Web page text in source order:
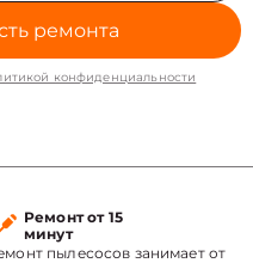
ремонта
конфиденциальности
Ремонт от 15
минут
пылесосов занимает от